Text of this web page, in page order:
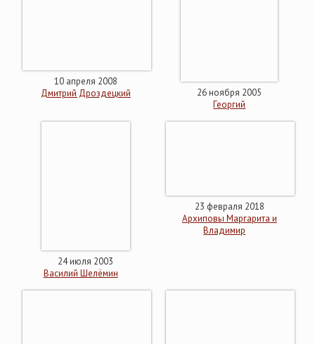
10 апреля 2008
Дмитрий Дроздецкий
26 ноября 2005
Георгий
24 июля 2003
Василий Шелёмин
23 февраля 2018
Архиповы Маргарита и
Владимир